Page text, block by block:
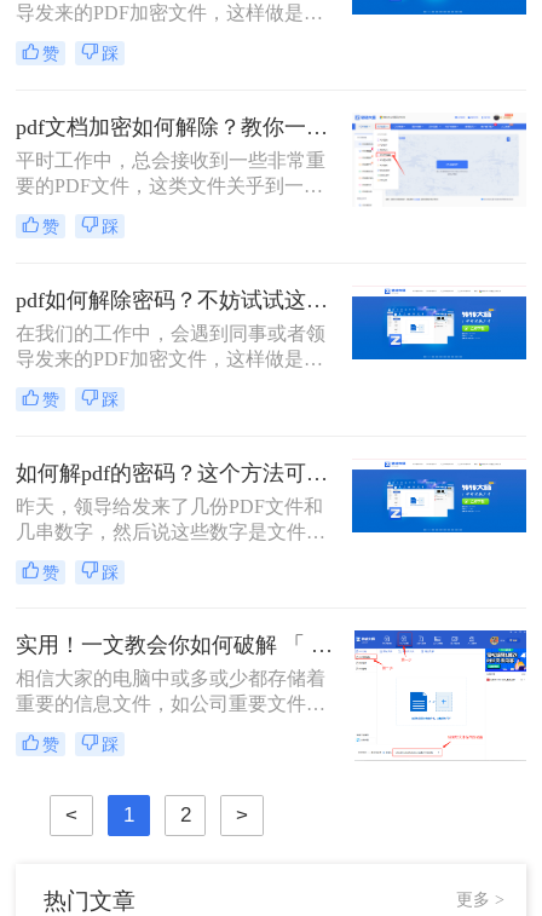
导发来的PDF加密文件，这样做是为
了保证文件的机密性；而我们每次打
开PDF文件都需要输入密码才能进行
时，就会很麻烦。这时我们就需要对
其进行解密，以方便后续的操作，那
有什么办法能进行PDF解密呢？当然
有，今天小编就为大家推荐2个方
法，大家一起看看pdf加密如何解除
吧！
赞 踩
pdf文档加密如何解除？教你一招解除PDF权限密码！
平时工作中，总会接收到一些非常重
要的PDF文件，这类文件关乎到一些
机密信息，所以我们需要对这类文件
进行加密处理；那么pdf文档加密如何
大家有所帮助！
赞 踩
pdf如何解除密码？不妨试试这两种方法！
在我们的工作中，会遇到同事或者领
导发来的PDF加密文件，这样做是为
了保证文件的机密性；而我们每次打
开PDF文件都需要输入密码才能进行
时，就会很麻烦。这时我们就需要对
其进行解密，以方便后续的操作，那
有什么办法能进行PDF解密呢？当然
有，今天小编就为大家推荐个方法，
大家一起看看pdf如何解除密码吧！
赞 踩
如何解pdf的密码？这个方法可以试一试1
昨天，领导给发来了几份PDF文件和
几串数字，然后说这些数字是文件的
密码，让我将这几份文件里面的信息
整理一下，汇总成一个文档发给他。
的开关文件，感觉非常的不方便，于
是我就用软件将PDF文件进行了解
密，整理的速度一下子就提升了不
少。那么大家知道如何解pdf的密码
吗？不知道的话就跟着我一起来看看
这个方法吧。
赞 踩
实用！一文教会你如何破解 「 PDF 」文件密码!
相信大家的电脑中或多或少都存储着
重要的信息文件，如公司重要文件、
经常用的办公资料、一些照片或者视
频。这些对于大家来说极为珍贵的资
密，加密后就不怕别人访问和信息外
泄了。
赞 踩
< 1 2 >
热门文章 更多 >